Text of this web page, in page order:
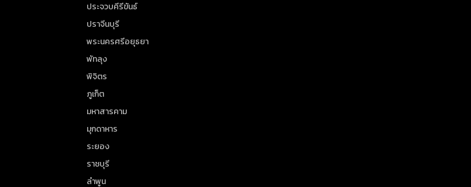
ประจวบคีรีขันธ์
ปราจีนบุรี
พระนครศรีอยุธยา
พัทลุง
พิจิตร
ภูเก็ต
มหาสารคาม
มุกดาหาร
ระยอง
ราชบุรี
ลำพูน